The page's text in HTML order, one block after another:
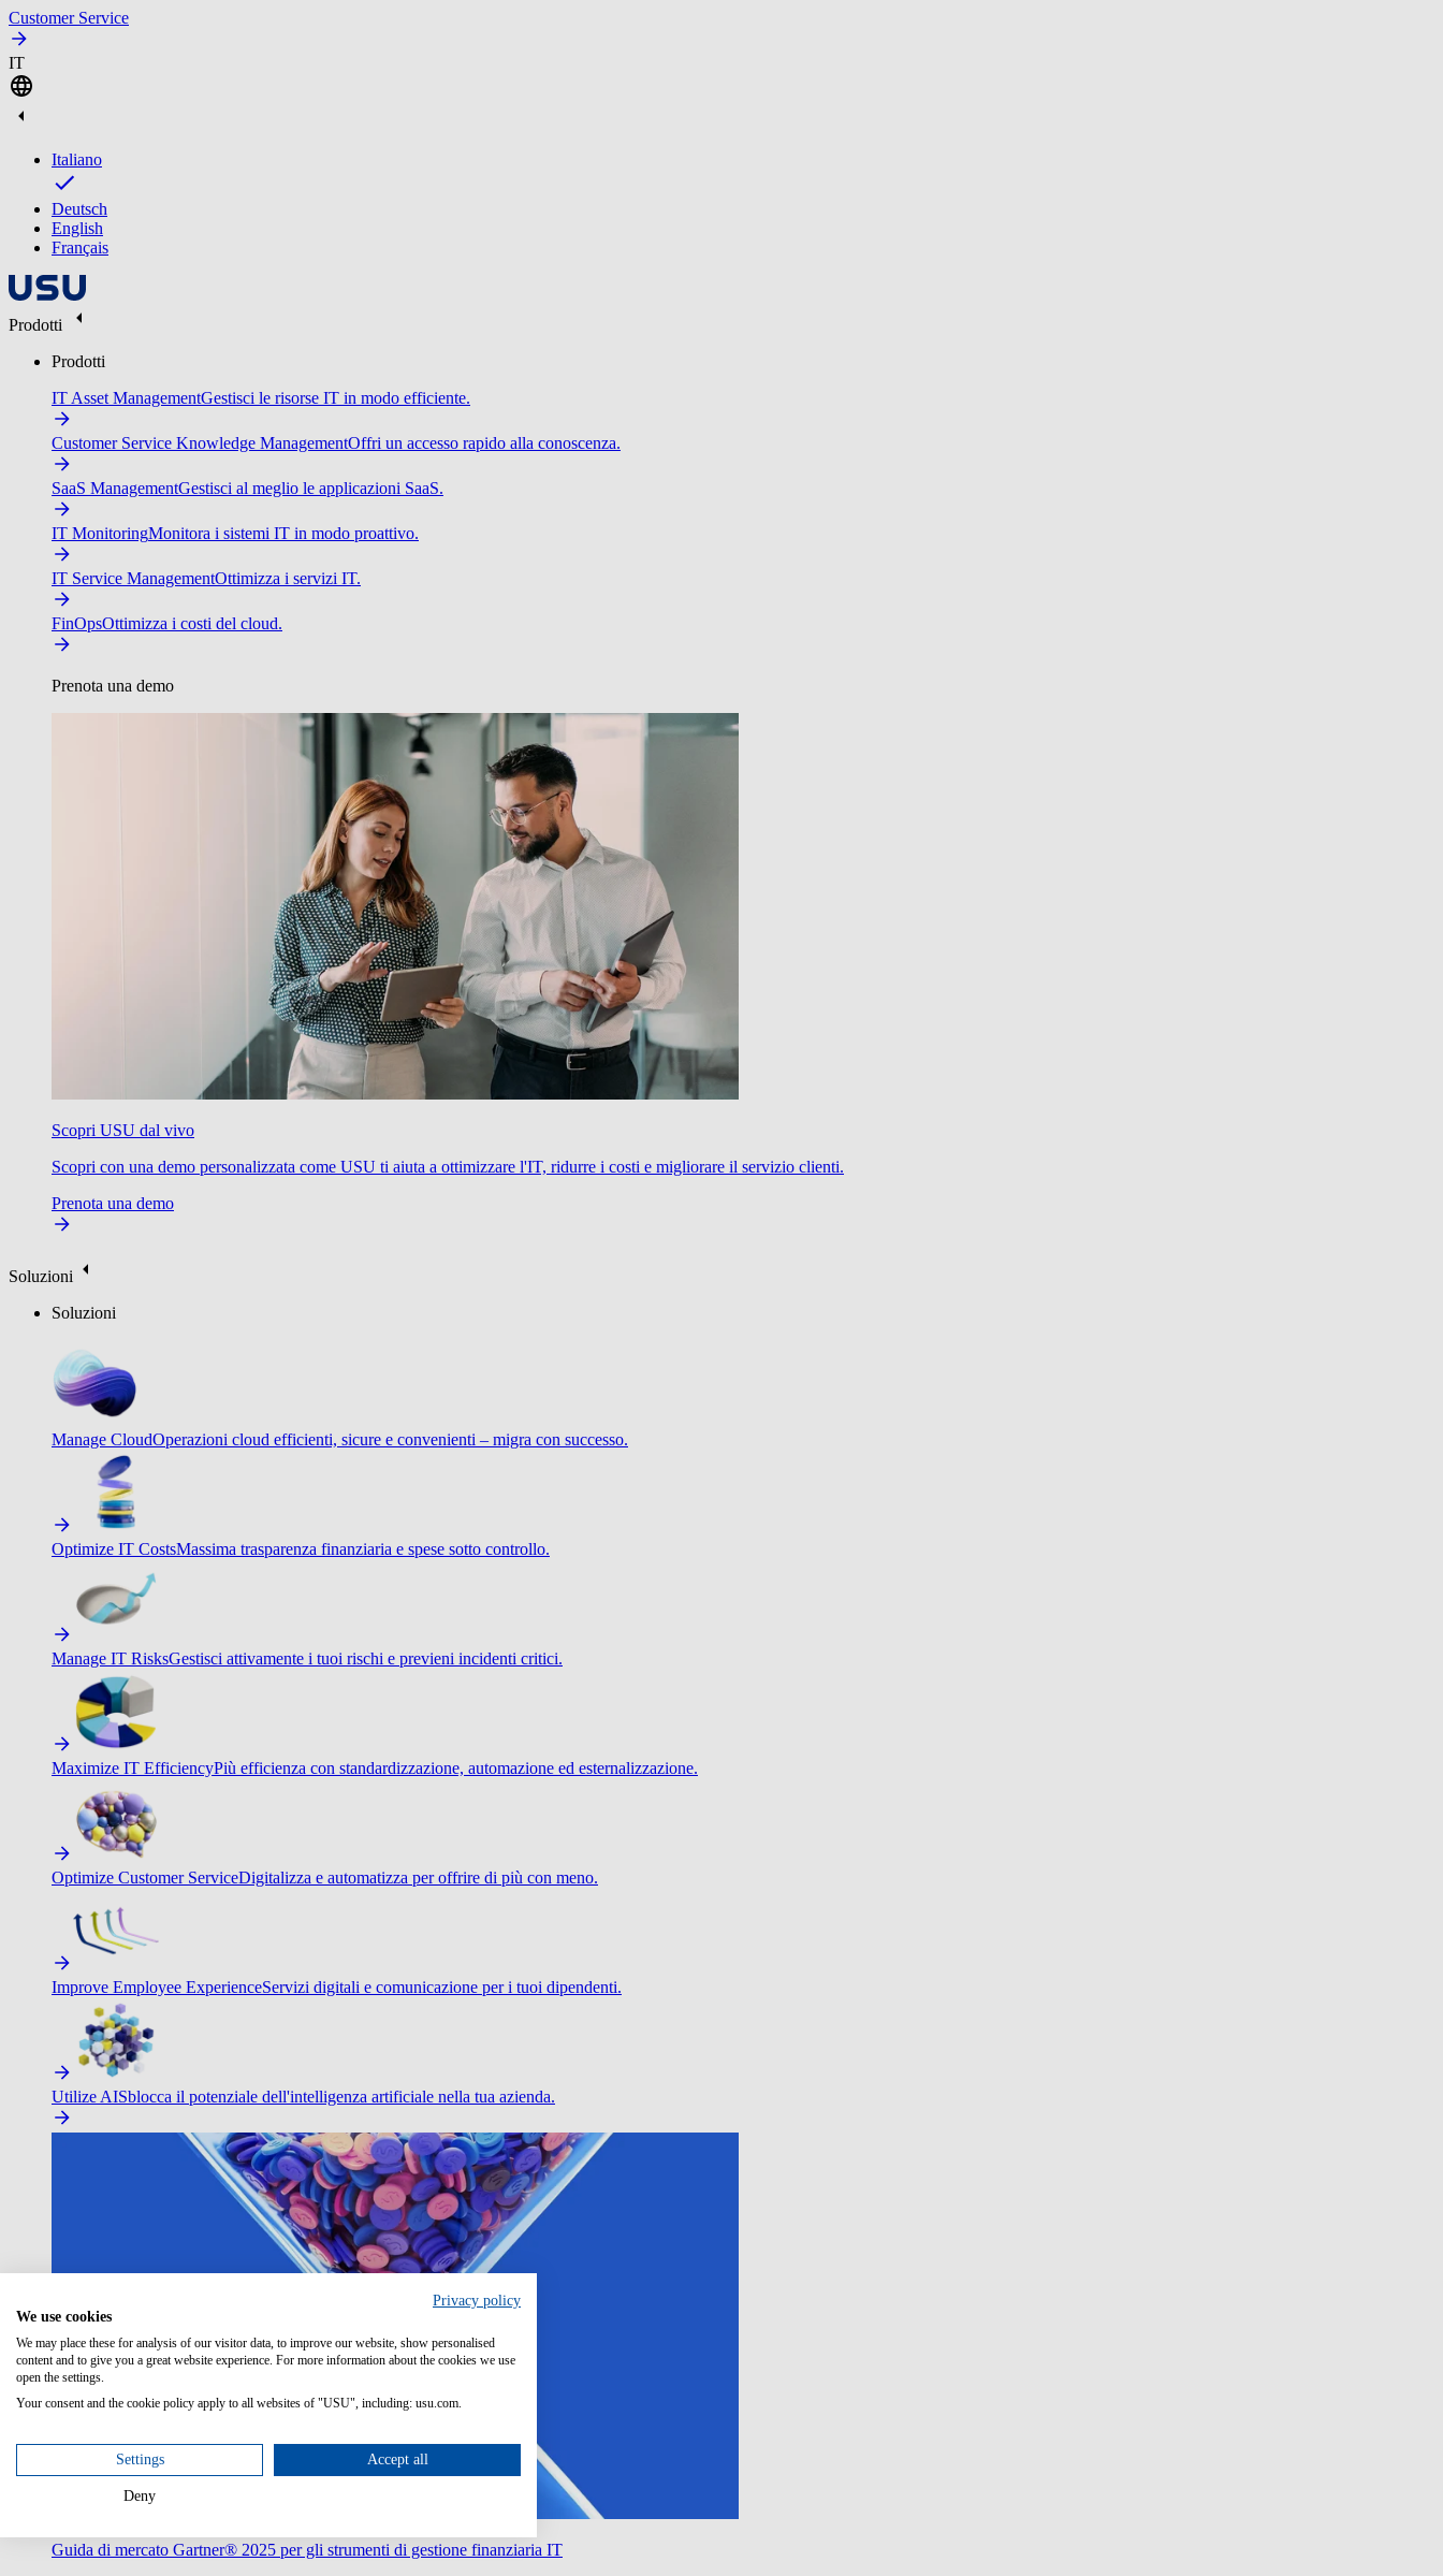
Customer Service
IT
Italiano
Deutsch
English
Français
Prodotti
Prodotti
IT Asset ManagementGestisci le risorse IT in modo efficiente.
Customer Service Knowledge ManagementOffri un accesso rapido alla conoscenza.
SaaS ManagementGestisci al meglio le applicazioni SaaS.
IT MonitoringMonitora i sistemi IT in modo proattivo.
IT Service ManagementOttimizza i servizi IT.
FinOpsOttimizza i costi del cloud.
Prenota una demo
Scopri USU dal vivo
Scopri con una demo personalizzata come USU ti aiuta a ottimizzare l'IT, ridurre i costi e migliorare il servizio clienti.
Prenota una demo
Soluzioni
Soluzioni
Manage CloudOperazioni cloud efficienti, sicure e convenienti – migra con successo.
Optimize IT CostsMassima trasparenza finanziaria e spese sotto controllo.
Manage IT RisksGestisci attivamente i tuoi rischi e previeni incidenti critici.
Maximize IT EfficiencyPiù efficienza con standardizzazione, automazione ed esternalizzazione.
Optimize Customer ServiceDigitalizza e automatizza per offrire di più con meno.
Improve Employee ExperienceServizi digitali e comunicazione per i tuoi dipendenti.
Utilize AISblocca il potenziale dell'intelligenza artificiale nella tua azienda.
Guida di mercato Gartner® 2025 per gli strumenti di gestione finanziaria IT
Privacy policy
We use cookies
We may place these for analysis of our visitor data, to improve our website, show personalised
content and to give you a great website experience. For more information about the cookies we use
open the settings.
Your consent and the cookie policy apply to all websites of "USU", including: usu.com.
Settings Accept all
Deny